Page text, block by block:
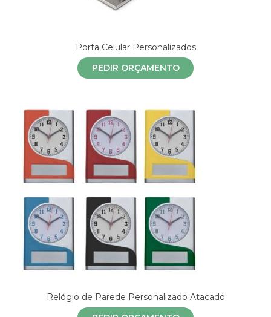
Porta Celular Personalizados
PEDIR ORÇAMENTO
Relógio de Parede Personalizado Atacado